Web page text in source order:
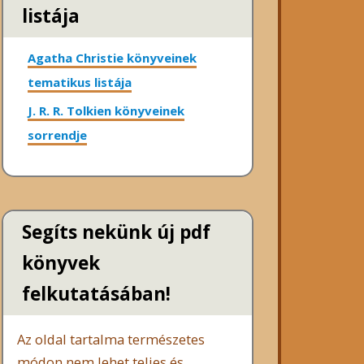
listája
Agatha Christie könyveinek
tematikus listája
J. R. R. Tolkien könyveinek
sorrendje
Segíts nekünk új pdf
könyvek
felkutatásában!
Az oldal tartalma természetes